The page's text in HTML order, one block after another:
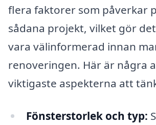
flera faktorer som påverkar
sådana projekt, vilket gör
vara välinformerad innan
renoveringen. Här är några
viktigaste aspekterna att
Fönsterstorlek och typ: